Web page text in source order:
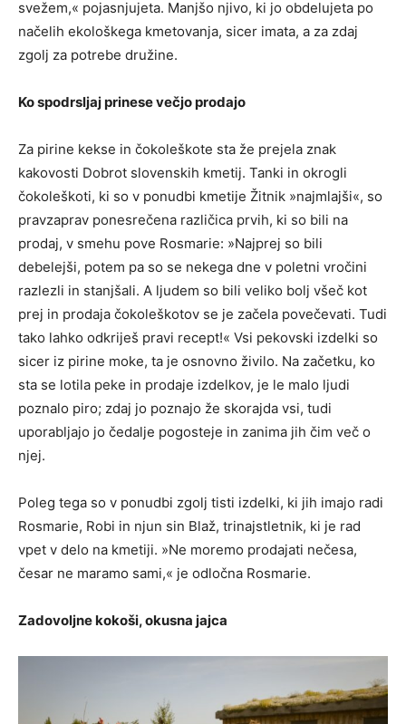
svežem,« pojasnjujeta. Manjšo njivo, ki jo obdelujeta po
načelih ekološkega kmetovanja, sicer imata, a za zdaj
zgolj za potrebe družine.
Ko spodrsljaj prinese večjo prodajo
Za pirine kekse in čokoleškote sta že prejela znak
kakovosti Dobrot slovenskih kmetij. Tanki in okrogli
čokoleškoti, ki so v ponudbi kmetije Žitnik »najmlajši«, so
pravzaprav ponesrečena različica prvih, ki so bili na
prodaj, v smehu pove Rosmarie: »Najprej so bili
debelejši, potem pa so se nekega dne v poletni vročini
razlezli in stanjšali. A ljudem so bili veliko bolj všeč kot
prej in prodaja čokoleškotov se je začela povečevati. Tudi
tako lahko odkriješ pravi recept!« Vsi pekovski izdelki so
sicer iz pirine moke, ta je osnovno živilo. Na začetku, ko
sta se lotila peke in prodaje izdelkov, je le malo ljudi
poznalo piro; zdaj jo poznajo že skorajda vsi, tudi
uporabljajo jo čedalje pogosteje in zanima jih čim več o
njej.
Poleg tega so v ponudbi zgolj tisti izdelki, ki jih imajo radi
Rosmarie, Robi in njun sin Blaž, trinajstletnik, ki je rad
vpet v delo na kmetiji. »Ne moremo prodajati nečesa,
česar ne maramo sami,« je odločna Rosmarie.
Zadovoljne kokoši, okusna jajca